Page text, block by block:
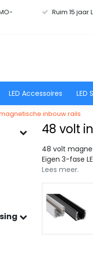
Ruim 15 jaar
LED Accessoires LED
magnetische inbouw rails
48 volt
48 volt
Eigen 3-fase
Lees meer.